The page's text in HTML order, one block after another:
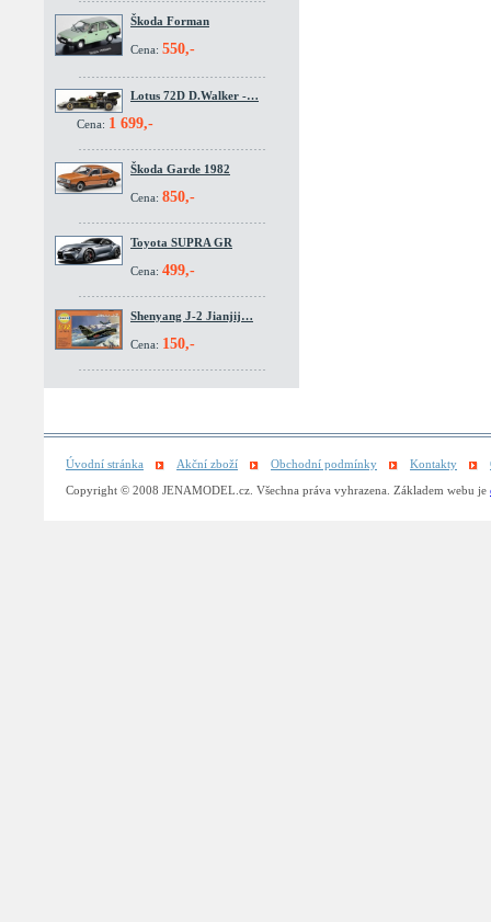
Škoda Forman
Cena: 550,-
Lotus 72D D.Walker -…
Cena: 1 699,-
Škoda Garde 1982
Cena: 850,-
Toyota SUPRA GR
Cena: 499,-
Shenyang J-2 Jianjij…
Cena: 150,-
Úvodní stránka Akční zboží Obchodní podmínky Kontakty
Copyright © 2008 JENAMODEL.cz. Všechna práva vyhrazena. Základem webu je